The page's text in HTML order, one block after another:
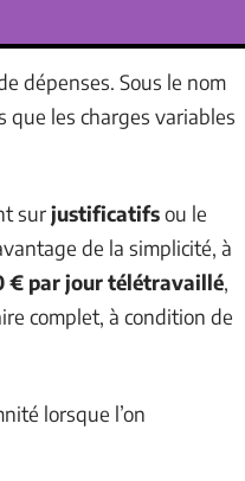
dépenses. Sous le nom
que les charges variables
surjustificatifsou le
de la simplicité, à
€ par jour télétravaillé,
complet, à condition de
lorsque l’on